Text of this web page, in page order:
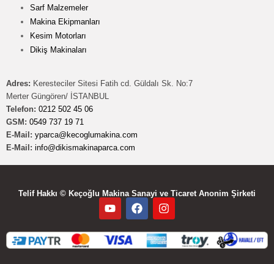
Sarf Malzemeler
Makina Ekipmanları
Kesim Motorları
Dikiş Makinaları
Adres: Keresteciler Sitesi Fatih cd. Güldalı Sk. No:7
Merter Güngören/ İSTANBUL
Telefon: 0212 502 45 06
GSM: 0549 737 19 71
E-Mail: yparca@kecoglumakina.com
E-Mail: info@dikismakinaparca.com
Telif Hakkı © Keçoğlu Makina Sanayi ve Ticaret Anonim Şirketi